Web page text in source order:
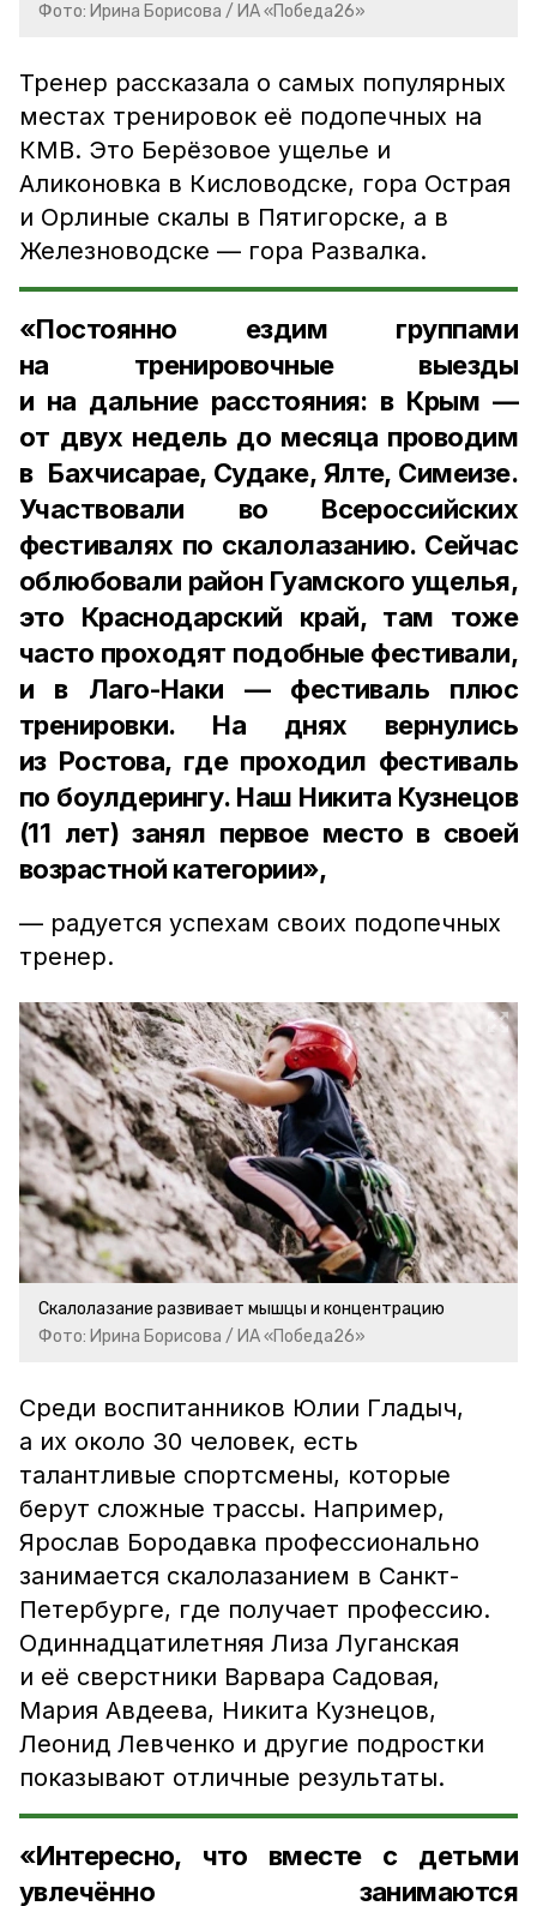
Фото: Ирина Борисова / ИА «Победа26»
Тренер рассказала о самых популярных
местах тренировок её подопечных на
КМВ. Это Берёзовое ущелье и
Аликоновка в Кисловодске, гора Острая
и Орлиные скалы в Пятигорске, а в
Железноводске — гора Развалка.
«Постоянно ездим группами
на тренировочные выезды
и на дальние расстояния: в Крым —
от двух недель до месяца проводим
в Бахчисарае, Судаке, Ялте, Симеизе.
Участвовали во Всероссийских
фестивалях по скалолазанию. Сейчас
облюбовали район Гуамского ущелья,
это Краснодарский край, там тоже
часто проходят подобные фестивали,
и в Лаго-Наки — фестиваль плюс
тренировки. На днях вернулись
из Ростова, где проходил фестиваль
по боулдерингу. Наш Никита Кузнецов
(11 лет) занял первое место в своей
возрастной категории»,
— радуется успехам своих подопечных
тренер.
Скалолазание развивает мышцы и концентрацию
Фото: Ирина Борисова / ИА «Победа26»
Среди воспитанников Юлии Гладыч,
а их около 30 человек, есть
талантливые спортсмены, которые
берут сложные трассы. Например,
Ярослав Бородавка профессионально
занимается скалолазанием в Санкт-
Петербурге, где получает профессию.
Одиннадцатилетняя Лиза Луганская
и её сверстники Варвара Садовая,
Мария Авдеева, Никита Кузнецов,
Леонид Левченко и другие подростки
показывают отличные результаты.
«Интересно, что вместе с детьми
увлечённо занимаются